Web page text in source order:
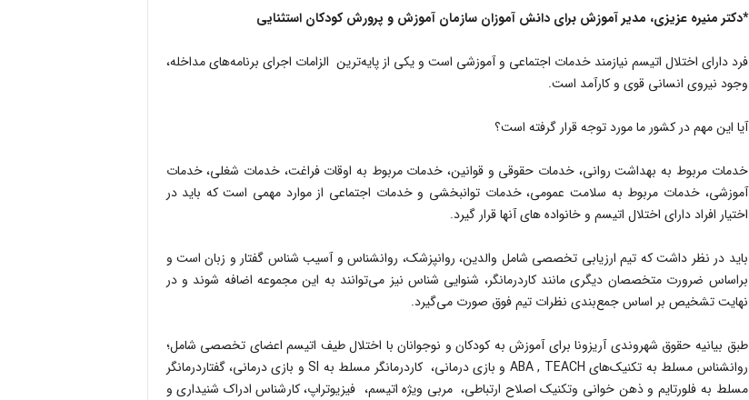
*دکتر منیره عزیزی، مدیر آموزش برای دانش آموزان سازمان آموزش و پرورش کودکان استثنایی
فرد دارای اختلال اتیسم نیازمند خدمات اجتماعی و آموزشی است و یکی از پایه‌ترین الزامات اجرای برنامه‌های مداخله،
وجود نیروی انسانی قوی و کارآمد است.
آیا این مهم در کشور ما مورد توجه قرار گرفته است؟
خدمات مربوط به بهداشت روانی، خدمات حقوقی و قوانین، خدمات مربوط به اوقات فراغت، خدمات شغلی، خدمات
آموزشی، خدمات مربوط به سلامت عمومی، خدمات توانبخشی و خدمات اجتماعی از موارد مهمی است که باید در
اختیار افراد دارای اختلال اتیسم و خانواده های آنها قرار گیرد.
باید در نظر داشت که تیم ارزیابی تخصصی شامل والدین، روانپزشک، روانشناس و آسیب شناس گفتار و زبان است و
براساس ضرورت متخصصان دیگری مانند کاردرمانگر، شنوایی شناس نیز می‌توانند به این مجموعه اضافه شوند و در
نهایت تشخیص بر اساس جمع‌بندی نظرات تیم فوق صورت می‌گیرد.
طبق بیانیه حقوق شهروندی آریزونا برای آموزش به کودکان و نوجوانان با اختلال طیف اتیسم اعضای تخصصی شامل؛
روانشناس مسلط به تکنیک‌های ABA , TEACH و بازی درمانی، کاردرمانگر مسلط به SI و بازی درمانی، گفتاردرمانگر
مسلط به فلورتایم و ذهن خوانی وتکنیک اصلاح ارتباطی، مربی ویژه اتیسم، فیزیوتراپ، کارشناس ادراک شنیداری و